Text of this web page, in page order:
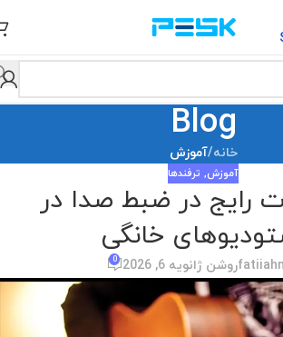
Blog
خانه/آموزش
آموزش, ترفندها
رایج در ضبط صدا در
خانگی
روشن ژانویه 6, 2026 0